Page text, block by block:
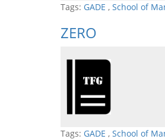
Tags: GADE , School of
ZERO
Tags: GADE , School of